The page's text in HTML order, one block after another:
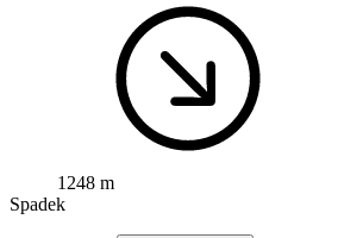
1248 m
Spadek